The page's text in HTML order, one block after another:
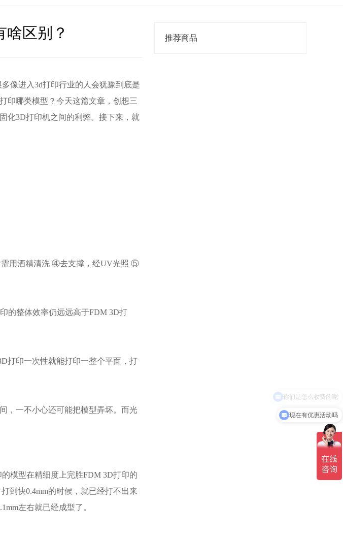
区别？
像进入3d打印行业的人会犹豫到底是
印哪类模型？今天这篇文章，创想三
化3D打印机之间的利弊。接下来，就
用酒精清洗 ④去支撑，经UV光照 ⑤
的整体效率仍远远高于FDM 3D打
打印一次性就能打印一整个平面，打
，一不小心还可能把模型弄坏。而光
模型在精细度上完胜FDM 3D打印的
到快0.4mm的时候，就已经打不出来
左右就已经成型了。
推荐商品
现在有优惠活动吗